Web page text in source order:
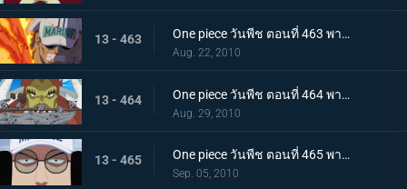
13 - 463 One piece วันพีช ตอนที่ 463 พากย์ไทย เผาทุกสิ่งจนมอดไหม้!! พลังของพลเรือเอกอาคาอินุ!
Aug. 22, 2010
13 - 464 One piece วันพีช ตอนที่ 464 พากย์ไทย ลูกหลานของปีศาจ! ลิตเติ้ลออสจูเนียร์! จู่โจม
Aug. 29, 2010
13 - 465 One piece วันพีช ตอนที่ 465 พากย์ไทย ผู้ชนะเท่านั้นที่ถูกต้อง! แผนของเซ็นโงคุเริ่มออกลาย!
Sep. 05, 2010